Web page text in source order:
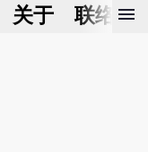
关于 联络我
menu